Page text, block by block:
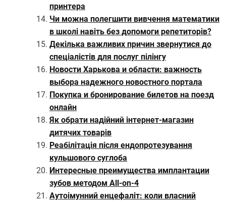
принтера
Чи можна полегшити вивчення математики
в школі навіть без допомоги репетиторів?
Декілька важливих причин звернутися до
спеціалістів для послуг пілінгу
Новости Харькова и области: важность
выбора надежного новостного портала
Покупка и бронирование билетов на поезд
онлайн
Як обрати надійний інтернет-магазин
дитячих товарів
Реабілітація після ендопротезування
кульшового суглоба
Интересные преимущества имплантации
зубов методом All-on-4
Аутоімунний енцефаліт: коли власний